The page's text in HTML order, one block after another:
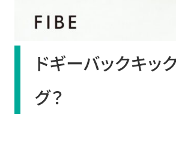
ドギーバックキッ
グ？